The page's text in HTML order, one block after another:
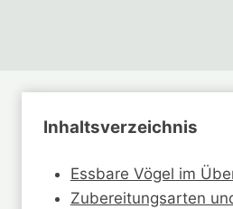
Inhaltsverzeichnis
Essbare Vögel im
Zubereitungsarten